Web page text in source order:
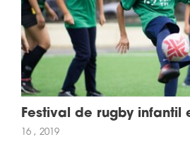
Festival de rugby infantil
16 , 2019